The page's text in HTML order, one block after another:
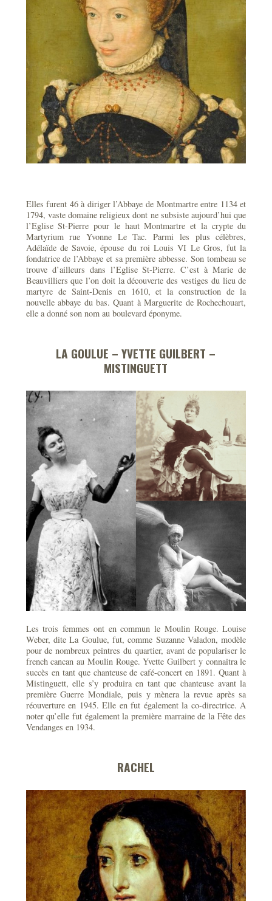
Elles furent 46 à diriger l’Abbaye de Montmartre entre 1134 et
1794, vaste domaine religieux dont ne subsiste aujourd’hui que
l’Eglise St-Pierre pour le haut Montmartre et la crypte du
Martyrium rue Yvonne Le Tac. Parmi les plus célèbres,
Adélaïde de Savoie, épouse du roi Louis VI Le Gros, fut la
fondatrice de l’Abbaye et sa première abbesse. Son tombeau se
trouve d’ailleurs dans l’Eglise St-Pierre. C’est à Marie de
Beauvilliers que l’on doit la découverte des vestiges du lieu de
martyre de Saint-Denis en 1610, et la construction de la
nouvelle abbaye du bas. Quant à Marguerite de Rochechouart,
elle a donné son nom au boulevard éponyme.
LA GOULUE – YVETTE GUILBERT –
MISTINGUETT
Les trois femmes ont en commun le Moulin Rouge. Louise
Weber, dite La Goulue, fut, comme Suzanne Valadon, modèle
pour de nombreux peintres du quartier, avant de populariser le
french cancan au Moulin Rouge. Yvette Guilbert y connaitra le
succès en tant que chanteuse de café-concert en 1891. Quant à
Mistinguett, elle s’y produira en tant que chanteuse avant la
première Guerre Mondiale, puis y mènera la revue après sa
réouverture en 1945. Elle en fut également la co-directrice. A
noter qu’elle fut également la première marraine de la Fête des
Vendanges en 1934.
RACHEL